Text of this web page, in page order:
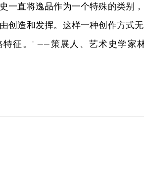
一直将逸品作为一个特殊的类别
创造和发挥。这样一种创作方式
征。" ——策展人、艺术史学家